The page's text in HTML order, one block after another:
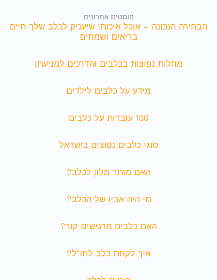
פוסטים אחרונים
הבחירה הנכונה – אוכל איכותי שיעניק לכלב שלך חיים
בריאים ושמחים
מחלות נפוצות בכלבים והדרכים למניעתן
מידע על כלבים לילדים
100 עובדות על כלבים
סוגי כלבים נפוצים בישראל
האם מותר מלון לכלב?
מי היה אביו של הכלב?
האם כלבים מרגישים קור?
איך לקחת כלב לחו"ל?